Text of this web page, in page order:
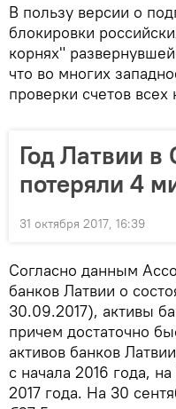
В пользу версии о
блокировки
корнях"
что во многих
проверки счетов всех
Год Латвии
потеряли 4
31 октября 2017, 16:39
Согласно данным
банков Латвии о
30.09.2017), активы
причем достаточно
активов банков
с начала 2016 года,
2017 года. На 30